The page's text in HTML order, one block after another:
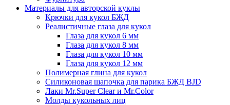
Материалы для авторской куклы
Крючки для кукол БЖД
Реалистичные глаза для кукол
Глаза для кукол 6 мм
Глаза для кукол 8 мм
Глаза для кукол 10 мм
Глаза для кукол 12 мм
Полимерная глина для кукол
Силиконовая шапочка для парика БЖД BJD
Лаки Mr.Super Clear и Mr.Color
Молды кукольных лиц